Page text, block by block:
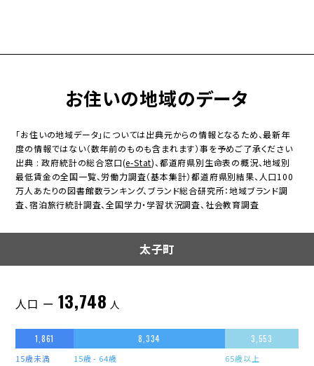
お住いの地域のデータ
「お住いの地域データ」については出典元からの情報となるため、最新年
度の情報ではない（数年前のものも含まれます）事を予めご了承ください
出典 : 政府統計の総合窓口(e-Stat)、都道府県別生命表の概況、地域別
最低賃金の全国一覧、労働力調査（基本集計）都道府県別結果、人口100
万人あたりの図書館数ランキング、ブランド総合研究所：地域ブランド調
査、宿泊旅行統計調査、全国学力・学習状況調査、社会教育調査
太子町
人口 ー 13,748 人
1,861
15歳未満
8,334
15歳 - 64歳
3,553
65歳以上